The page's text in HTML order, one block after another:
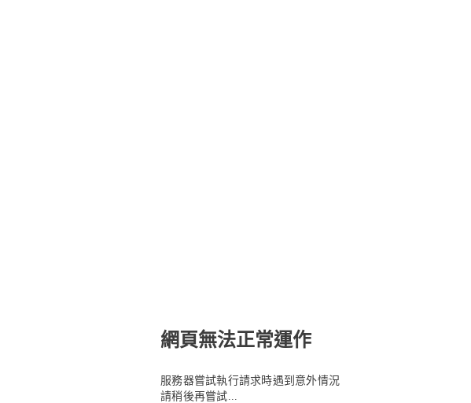
網頁無法正常運作
服務器嘗試執行請求時遇到意外情況
請稍後再嘗試...